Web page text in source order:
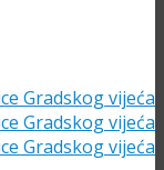
Gradskog vijeća
Gradskog vijeća
Gradskog vijeća